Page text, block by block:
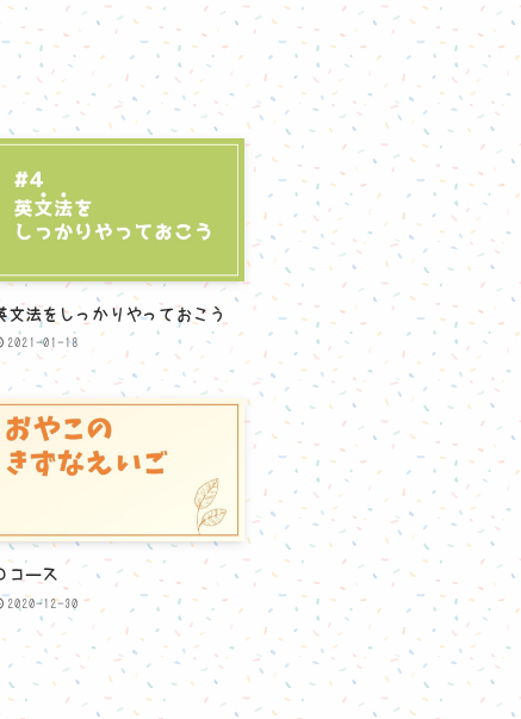
文法をしっかりやっておこう
2021-01-18
コース
2020-12-30